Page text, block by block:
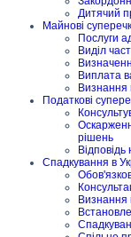
Дитячий
Майнові
Послуги
Виділ
Виплата
Визнання
Податкові
рішень
Спадкування в
Визнання